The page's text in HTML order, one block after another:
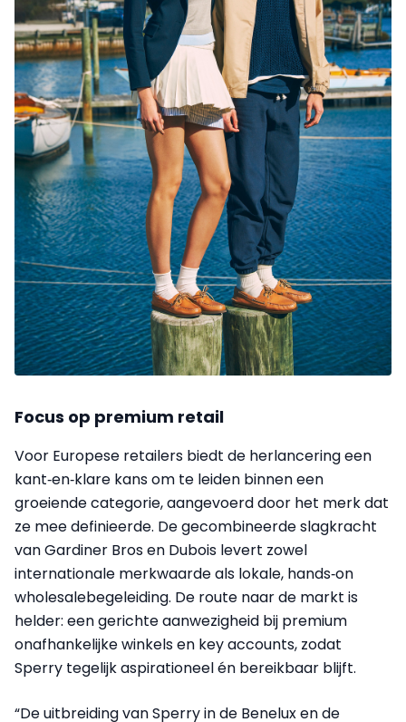
Focus op premium retail
Voor Europese retailers biedt de herlancering een
kant‑en‑klare kans om te leiden binnen een
groeiende categorie, aangevoerd door het merk dat
ze mee definieerde. De gecombineerde slagkracht
van Gardiner Bros en Dubois levert zowel
internationale merkwaarde als lokale, hands‑on
wholesalebegeleiding. De route naar de markt is
helder: een gerichte aanwezigheid bij premium
onafhankelijke winkels en key accounts, zodat
Sperry tegelijk aspirationeel én bereikbaar blijft.
“De uitbreiding van Sperry in de Benelux en de